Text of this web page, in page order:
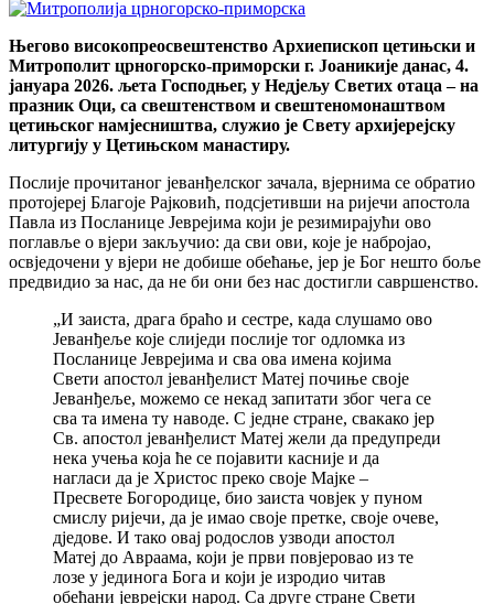
Његово високопреосвештенство Архиепископ цетињски и
Митрополит црногорско-приморски г. Јоаникије данас, 4.
јануара 2026. љета Господњег, у Недјељу Светих отаца – на
празник Оци, са свештенством и свештеномонаштвом
цетињског намјесништва, служио је Свету архијерејску
литургију у Цетињском манастиру.
Послије прочитаног јеванђелског зачала, вјернима се обратио
протојереј Благоје Рајковић, подсјетивши на ријечи апостола
Павла из Посланице Јеврејима који је резимирајући ово
поглавље о вјери закључио: да сви ови, које је набројао,
освједочени у вјери не добише обећање, јер је Бог нешто боље
предвидио за нас, да не би они без нас достигли савршенство.
„И заиста, драга браћо и сестре, када слушамо ово
Јеванђеље које слиједи послије тог одломка из
Посланице Јеврејима и сва ова имена којима
Свети апостол јеванђелист Матеј почиње своје
Јеванђеље, можемо се некад запитати због чега се
сва та имена ту наводе. С једне стране, свакако јер
Св. апостол јеванђелист Матеј жели да предупреди
нека учења која ће се појавити касније и да
нагласи да је Христос преко своје Мајке –
Пресвете Богородице, био заиста човјек у пуном
смислу ријечи, да је имао своје претке, своје очеве,
дједове. И тако овај родослов узводи апостол
Матеј до Авраама, који је први повјеровао из те
лозе у јединога Бога и који је изродио читав
обећани јеврејски народ. Са друге стране Свети